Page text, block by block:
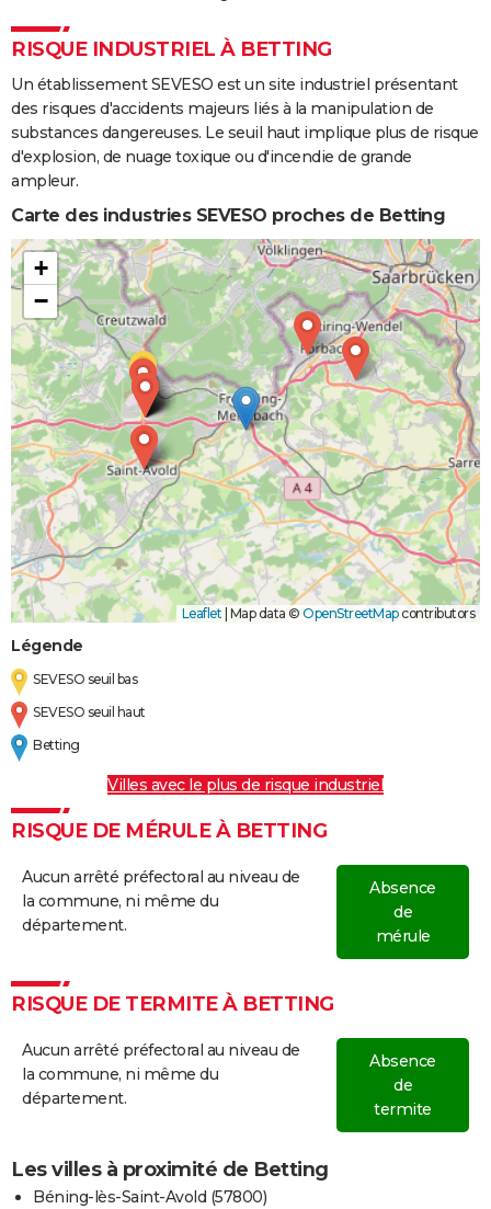
RISQUE INDUSTRIEL À BETTING
Un établissement SEVESO est un site industriel présentant
des risques d'accidents majeurs liés à la manipulation de
substances dangereuses. Le seuil haut implique plus de risque
d'explosion, de nuage toxique ou d'incendie de grande
ampleur.
Carte des industries SEVESO proches de Betting
+
−
Leaflet Map data © OpenStreetMapcontributors
Légende
SEVESO seuil bas
SEVESO seuil haut
Betting
Villes avec le plus de risque industriel
RISQUE DE MÉRULE À BETTING
Aucun arrêté préfectoral au niveau de
la commune, ni même du
département.
Absence
de
mérule
RISQUE DE TERMITE À BETTING
Aucun arrêté préfectoral au niveau de
la commune, ni même du
département.
Absence
de
termite
Les villes à proximité de Betting
Béning-lès-Saint-Avold (57800)